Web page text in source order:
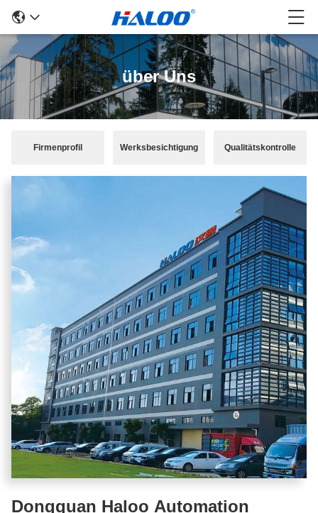
über Uns
Firmenprofil Werksbesichtigung Qualitätskontrolle
Dongguan Haloo Automation